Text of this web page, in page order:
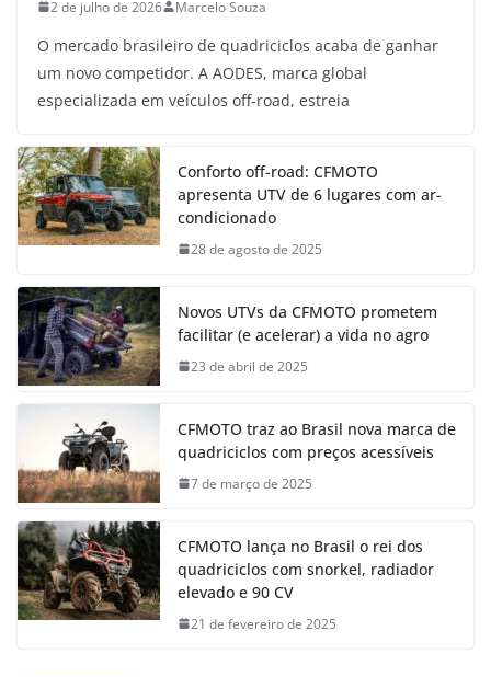
2 de julho de 2026 Marcelo Souza
O mercado brasileiro de quadriciclos acaba de ganhar
um novo competidor. A AODES, marca global
especializada em veículos off-road, estreia
Conforto off-road: CFMOTO
apresenta UTV de 6 lugares com ar-
condicionado
28 de agosto de 2025
Novos UTVs da CFMOTO prometem
facilitar (e acelerar) a vida no agro
23 de abril de 2025
CFMOTO traz ao Brasil nova marca de
quadriciclos com preços acessíveis
7 de março de 2025
CFMOTO lança no Brasil o rei dos
quadriciclos com snorkel, radiador
elevado e 90 CV
21 de fevereiro de 2025